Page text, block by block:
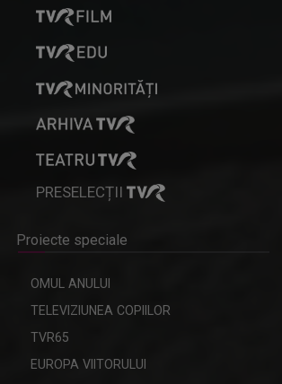
PRESELECȚII
Proiecte speciale
OMUL ANULUI
TELEVIZIUNEA COPIILOR
TVR65
EUROPA VIITORULUI